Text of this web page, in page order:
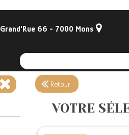
Grand'Rue 66 - 7000 Mons
Retour
VOTRE